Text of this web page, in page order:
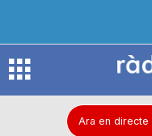
R
Ara en directe